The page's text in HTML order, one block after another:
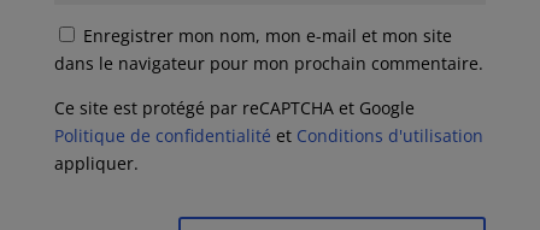
Enregistrer mon nom, mon e-mail et mon site
dans le navigateur pour mon prochain commentaire.
Ce site est protégé par reCAPTCHA et Google
Politique de confidentialité et Conditions d'utilisation
appliquer.